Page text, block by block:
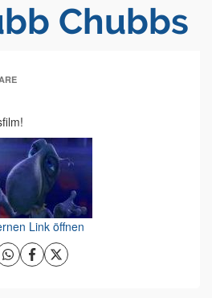
Chubbs
Link öffnen